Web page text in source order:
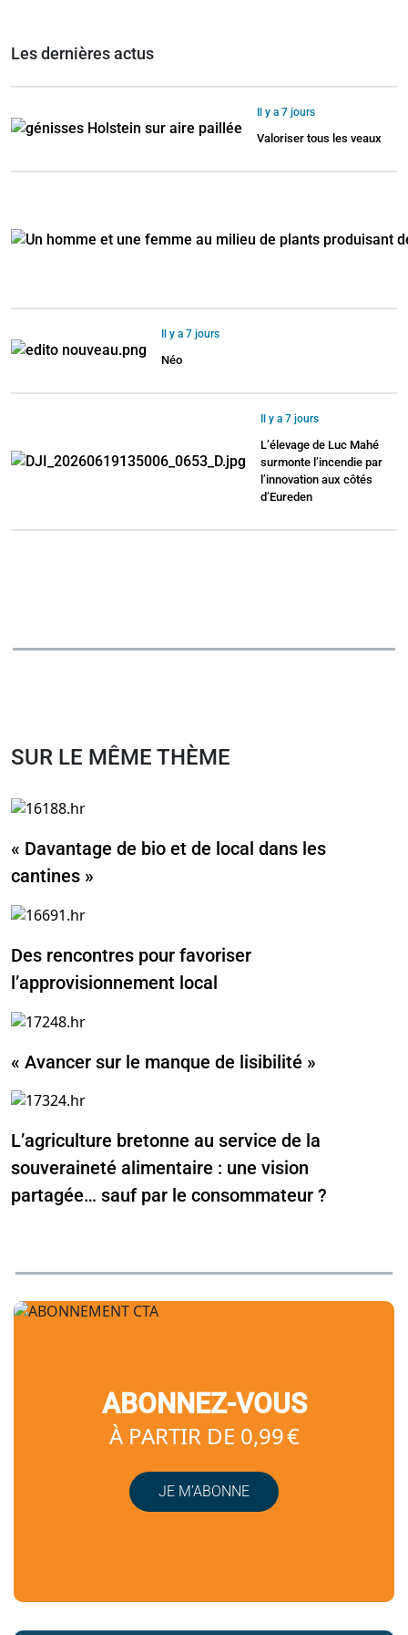
Les dernières actus
Il y a 7 jours
Valoriser tous les veaux
Il y a 7 jours
Néo
Il y a 7 jours
L’élevage de Luc Mahé
surmonte l’incendie par
l’innovation aux côtés
d’Eureden
SUR LE MÊME THÈME
« Davantage de bio et de local dans les
cantines »
Des rencontres pour favoriser
l’approvisionnement local
« Avancer sur le manque de lisibilité »
L’agriculture bretonne au service de la
souveraineté alimentaire : une vision
partagée… sauf par le consommateur ?
ABONNEZ-VOUS
À PARTIR DE 0,99 €
JE M’ABONNE